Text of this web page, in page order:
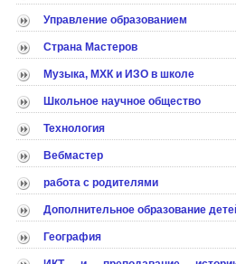
Управление образованием
Страна Мастеров
Музыка, МХК и ИЗО в школе
Школьное научное общество
Технология
Вебмастер
работа с родителями
Дополнительное образование
География